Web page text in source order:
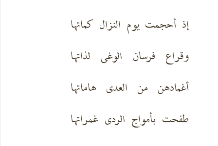
إذ أحجمت يوم النزال كماتها
وقراع فرسان الوغى لذاتها
أغمادهن من العدى هاماتها
طفحت بأمواج الردى غمراتها